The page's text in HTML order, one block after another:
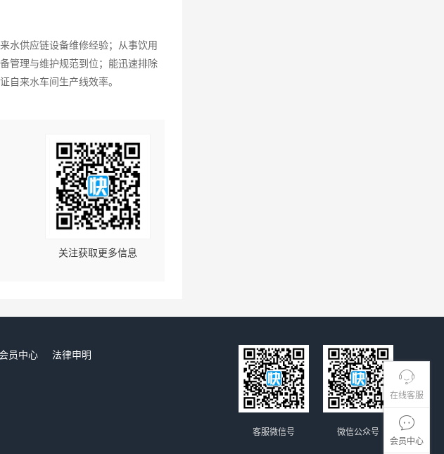
在线客服
会员中心
水供应链设备维修经验；从事饮用
管理与维护规范到位；能迅速排除
自来水车间生产线效率。
关注获取更多信息
员中心
法律申明
微信公众号
客服微信号